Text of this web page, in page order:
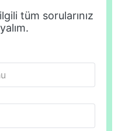
tüm sorularınız